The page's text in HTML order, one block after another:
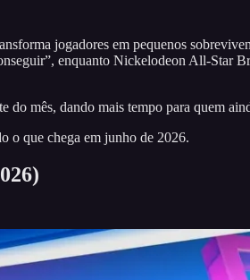
jogadores em pequenos
enquanto Nickelodeon All-Star
mês, dando mais tempo para quem
o que chega em junho de 2026.